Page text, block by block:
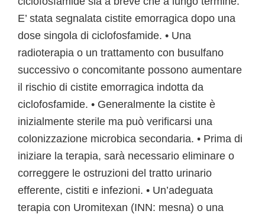
E’ stata segnalata cistite emorragica dopo una
dose singola di ciclofosfamide. • Una
radioterapia o un trattamento con busulfano
successivo o concomitante possono aumentare
il rischio di cistite emorragica indotta da
ciclofosfamide. • Generalmente la cistite è
inizialmente sterile ma può verificarsi una
colonizzazione microbica secondaria. • Prima di
iniziare la terapia, sarà necessario eliminare o
correggere le ostruzioni del tratto urinario
efferente, cistiti e infezioni. • Un’adeguata
terapia con Uromitexan (INN: mesna) o una